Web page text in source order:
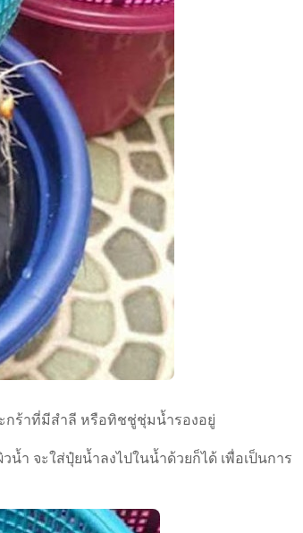
กร้าที่มีสำลี หรือทิชชู่ชุ่มน้ำรองอยู่
ำ จะใส่ปุ๋ยน้ำลงไปในน้ำด้วยก็ได้ เพื่อเป็นการ